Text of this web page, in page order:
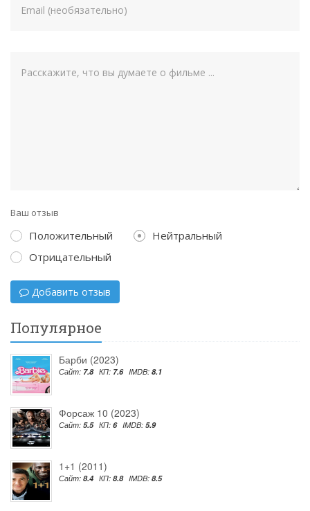
Ваш отзыв
Положительный
Нейтральный
Отрицательный
Добавить отзыв
Популярное
Барби (2023)
Сайт: 7.8 КП: 7.6 IMDB: 8.1
Форсаж 10 (2023)
Сайт: 5.5 КП: 6 IMDB: 5.9
1+1 (2011)
Сайт: 8.4 КП: 8.8 IMDB: 8.5